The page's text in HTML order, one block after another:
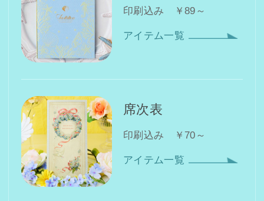
印刷込み ￥89～
アイテム一覧
席次表
印刷込み ￥70～
アイテム一覧